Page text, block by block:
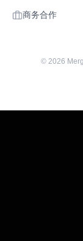
商务合作
© 2026